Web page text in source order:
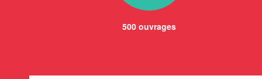
500 ouvrages